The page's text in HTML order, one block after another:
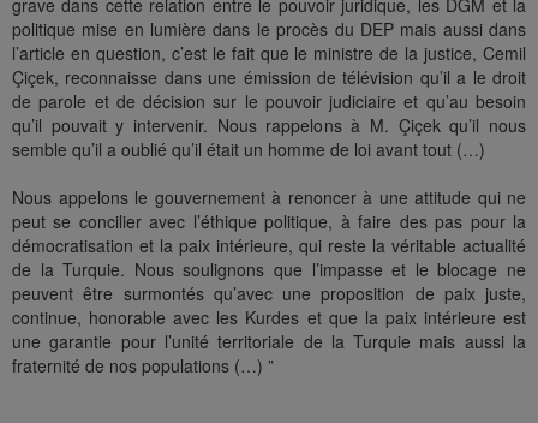
grave dans cette relation entre le pouvoir juridique, les DGM et la
politique mise en lumière dans le procès du DEP mais aussi dans
l’article en question, c’est le fait que le ministre de la justice, Cemil
Çiçek, reconnaisse dans une émission de télévision qu’il a le droit
de parole et de décision sur le pouvoir judiciaire et qu’au besoin
qu’il pouvait y intervenir. Nous rappelons à M. Çiçek qu’il nous
semble qu’il a oublié qu’il était un homme de loi avant tout (…)
Nous appelons le gouvernement à renoncer à une attitude qui ne
peut se concilier avec l’éthique politique, à faire des pas pour la
démocratisation et la paix intérieure, qui reste la véritable actualité
de la Turquie. Nous soulignons que l’impasse et le blocage ne
peuvent être surmontés qu’avec une proposition de paix juste,
continue, honorable avec les Kurdes et que la paix intérieure est
une garantie pour l’unité territoriale de la Turquie mais aussi la
fraternité de nos populations (…) ”